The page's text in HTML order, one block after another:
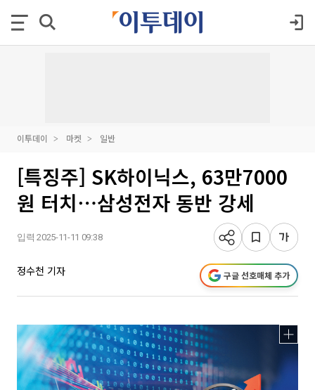
이투데이 마켓 일반
[특징주] SK하이닉스, 63만7000
원 터치⋯삼성전자 동반 강세
입력 2025-11-11 09:38
정수천 기자 구글 선호매체 추가